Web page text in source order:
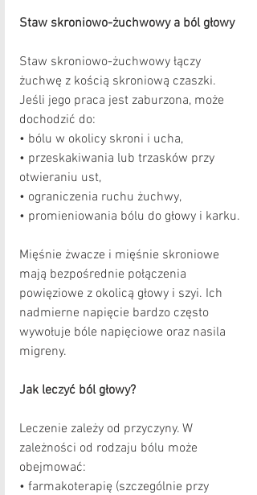
Staw skroniowo-żuchwowy a ból głowy
Staw skroniowo-żuchwowy łączy
żuchwę z kością skroniową czaszki.
Jeśli jego praca jest zaburzona, może
dochodzić do:
• bólu w okolicy skroni i ucha,
• przeskakiwania lub trzasków przy
otwieraniu ust,
• ograniczenia ruchu żuchwy,
• promieniowania bólu do głowy i karku.
Mięśnie żwacze i mięśnie skroniowe
mają bezpośrednie połączenia
powięziowe z okolicą głowy i szyi. Ich
nadmierne napięcie bardzo często
wywołuje bóle napięciowe oraz nasila
migreny.
Jak leczyć ból głowy?
Leczenie zależy od przyczyny. W
zależności od rodzaju bólu może
obejmować:
• farmakoterapię (szczególnie przy